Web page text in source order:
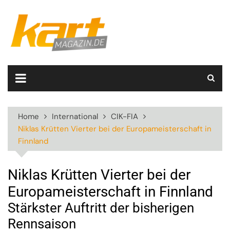
content
Home International
CIK-FIA
Niklas Krütten Vierter bei der Europameisterschaft in
Finnland
Niklas Krütten Vierter bei der
Europameisterschaft in Finnland
Stärkster Auftritt der bisherigen
Rennsaison